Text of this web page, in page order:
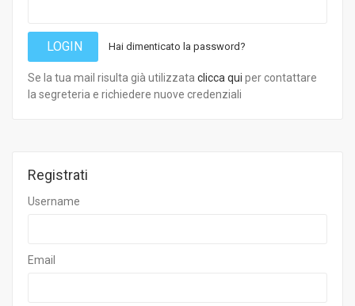
LOGIN Hai dimenticato la password?
Se la tua mail risulta già utilizzata clicca qui per contattare
la segreteria e richiedere nuove credenziali
Registrati
Username
Email